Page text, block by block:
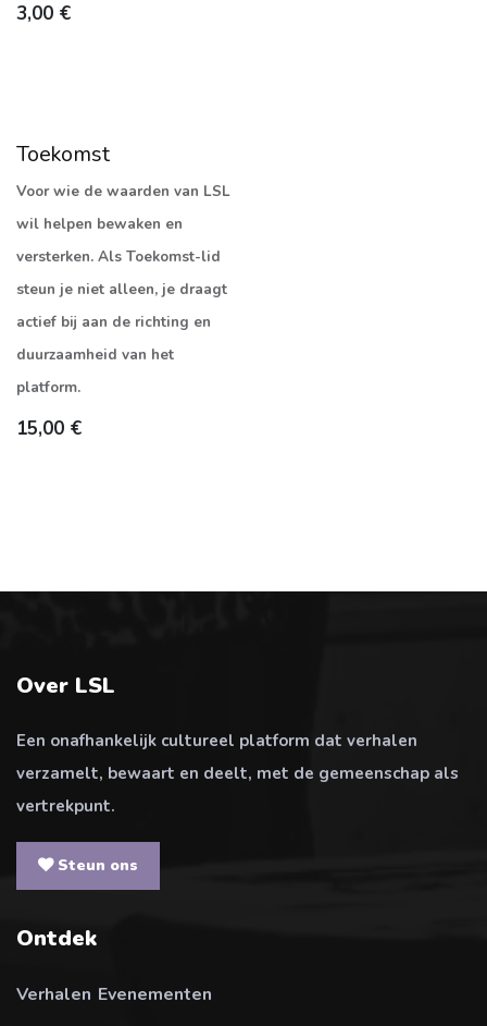
3,00 €
Toekomst
Voor wie de waarden van LSL
wil helpen bewaken en
versterken. Als Toekomst-lid
steun je niet alleen, je draagt
actief bij aan de richting en
duurzaamheid van het
platform.
15,00 €
Over LSL
Een onafhankelijk cultureel platform dat verhalen
verzamelt, bewaart en deelt, met de gemeenschap als
vertrekpunt.
Steun ons
Ontdek
Verhalen Evenementen